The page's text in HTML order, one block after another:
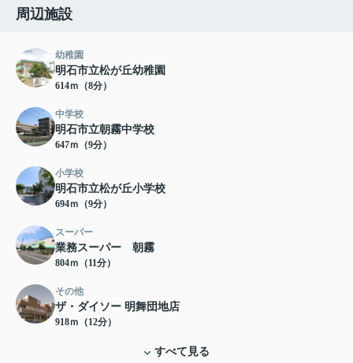
周辺施設
幼稚園
明石市立松が丘幼稚園
614ｍ（8分）
中学校
明石市立朝霧中学校
647ｍ（9分）
小学校
明石市立松が丘小学校
694ｍ（9分）
スーパー
業務スーパー 朝霧
804ｍ（11分）
その他
ザ・ダイソー 明舞団地店
918ｍ（12分）
すべて見る